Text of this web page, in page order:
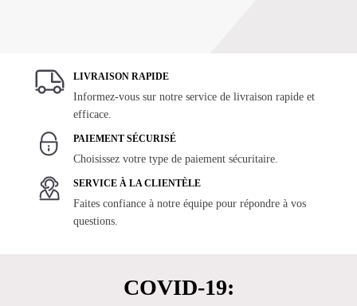
LIVRAISON RAPIDE
Informez-vous sur notre service de livraison rapide et
efficace.
PAIEMENT SÉCURISÉ
Choisissez votre type de paiement sécuritaire.
SERVICE À LA CLIENTÈLE
Faites confiance à notre équipe pour répondre à vos
questions.
COVID-19: